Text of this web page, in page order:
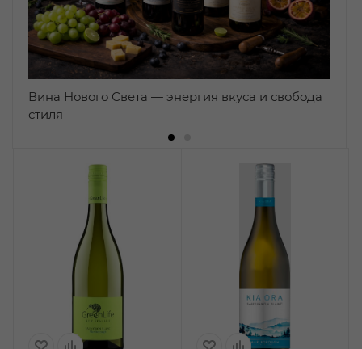
Вина Нового Света — энергия вкуса и свобода
стиля